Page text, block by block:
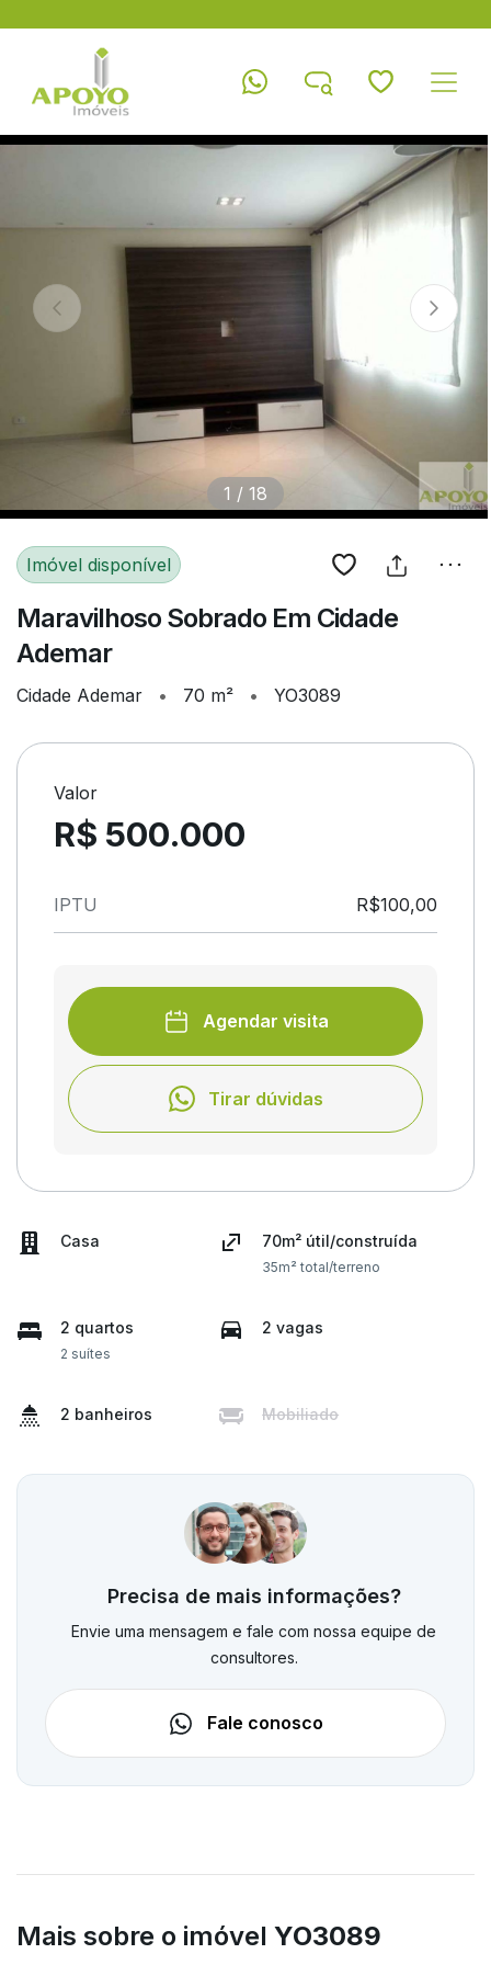
1 / 18
Imóvel disponível
Maravilhoso Sobrado Em Cidade
Ademar
Cidade Ademar • 70 m² • YO3089
Valor
R$ 500.000
IPTU R$100,00
Agendar visita
Tirar dúvidas
Casa 70m² útil/construída
35m² total/terreno
2 quartos
2 suítes
2 vagas
2 banheiros Mobiliado
Precisa de mais informações?
Envie uma mensagem e fale com nossa equipe de
consultores.
Fale conosco
Mais sobre o imóvel YO3089